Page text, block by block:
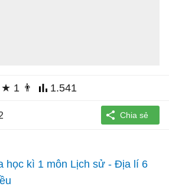
★ 1 👨 1.541
học kì 1 môn Lịch sử - Địa lí 6